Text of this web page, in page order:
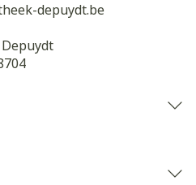
depuydt.be